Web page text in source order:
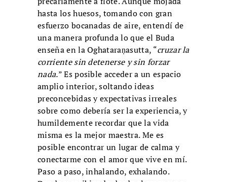
hasta los huesos, tomando con gran
esfuerzo bocanadas de aire, entendí de
una manera profunda lo que el Buda
enseña en la Oghataraṇasutta, “cruzar la
corriente sin detenerse y sin forzar
nada.” Es posible acceder a un espacio
amplio interior, soltando ideas
preconcebidas y expectativas irreales
sobre como debería ser la experiencia, y
humildemente recordar que la vida
misma es la mejor maestra. Me es
posible encontrar un lugar de calma y
conectarme con el amor que vive en mí.
Paso a paso, inhalando, exhalando.